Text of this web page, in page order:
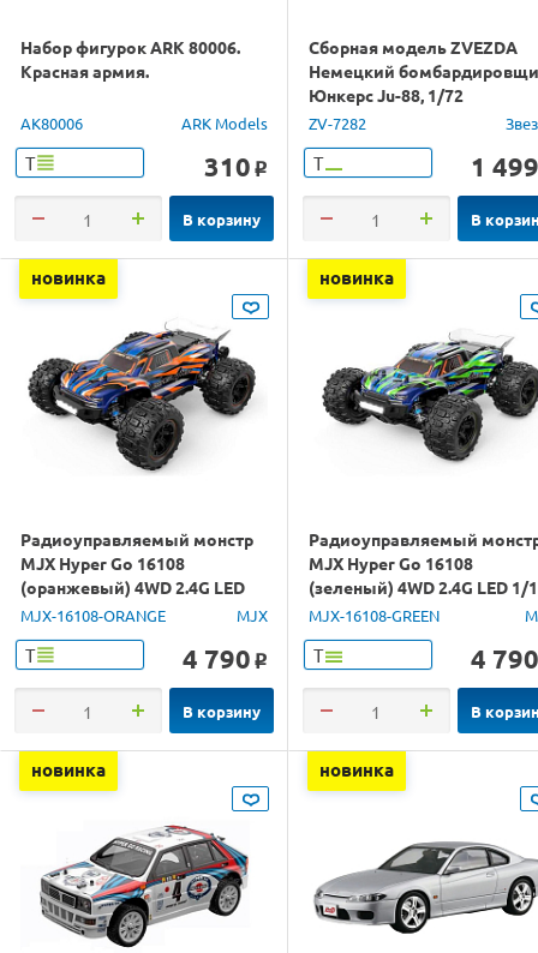
Набор фигурок ARK 80006.
Красная армия.
AK80006 ARK Models
Т 310 o
В корзину
Сборная модель ZVEZDA
Немецкий
Юнкерс Ju-88, 1/72
ZV-7282
Т 1 499
В
новинка
Радиоуправляемый монстр
MJX Hyper Go 16108
(оранжевый) 4WD 2.4G LED
1/16 RTR
MJX-16108-ORANGE MJX
Т 4 790 o
В корзину
новинка
Радиоуправляемый
MJX Hyper Go 16108
(зеленый) 4WD 2.4G LED 1/
RTR
MJX-16108-GREEN
Т 4 790
В
новинка новинка